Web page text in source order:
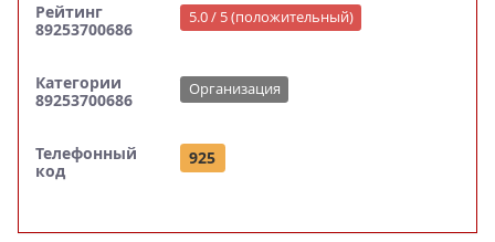
Рейтинг
89253700686
5.0 / 5 (положительный)
Категории
89253700686
Организация
Телефонный
код
925